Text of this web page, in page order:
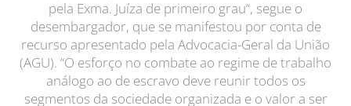
pela Exma. Juíza de primeiro grau“, segue o
desembargador, que se manifestou por conta de
recurso apresentado pela Advocacia-Geral da União
(AGU). “O esforço no combate ao regime de trabalho
análogo ao de escravo deve reunir todos os
segmentos da sociedade organizada e o valor a ser